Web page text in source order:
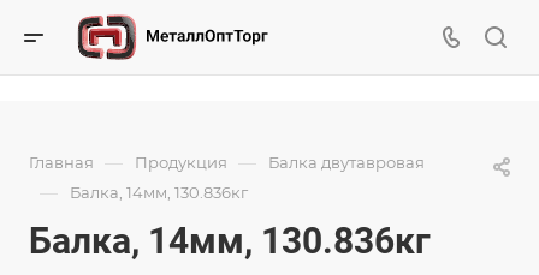
Главная — Продукция — Балка двутавровая
— Балка, 14мм, 130.836кг
Балка, 14мм, 130.836кг